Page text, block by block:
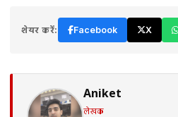
शेयर करें: Facebook X
Aniket
लेखक